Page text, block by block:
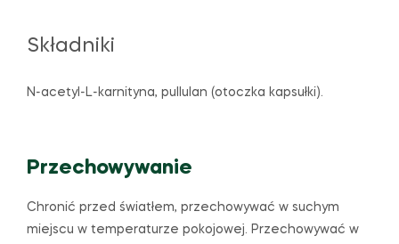
Składniki
N-acetyl-L-karnityna, pullulan (otoczka kapsułki).
Przechowywanie
Chronić przed światłem, przechowywać w suchym
miejscu w temperaturze pokojowej. Przechowywać w